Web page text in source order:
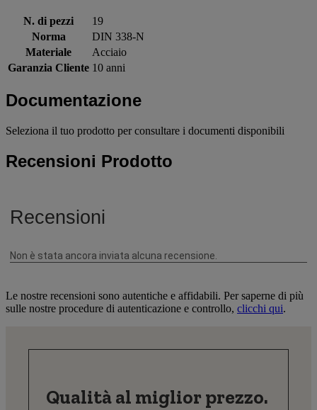
N. di pezzi
19
Norma
DIN 338-N
Materiale
Acciaio
Garanzia Cliente 10 anni
Documentazione
Seleziona il tuo prodotto per consultare i documenti disponibili
Recensioni Prodotto
Le nostre recensioni sono autentiche e affidabili. Per saperne di più
sulle nostre procedure di autenticazione e controllo, clicchi qui.
Qualità al miglior prezzo.